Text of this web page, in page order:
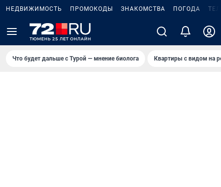
НЕДВИЖИМОСТЬ ПРОМОКОДЫ ЗНАКОМСТВА ПОГОДА
Что будет дальше с Турой — мнение биолога Квартиры с видом на